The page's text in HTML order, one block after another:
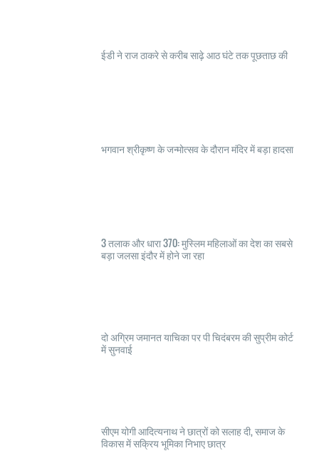
ईडी ने राज ठाकरे से करीब साढ़े आठ घंटे तक पूछताछ की
भगवान श्रीकृष्ण के जन्मोत्सव के दौरान मंदिर में बड़ा हादसा
3 तलाक और धारा 370: मुस्लिम महिलाओं का देश का सबसे
बड़ा जलसा इंदौर में होने जा रहा
दो अग्रिम जमानत याचिका पर पी चिदंबरम की सुप्रीम कोर्ट
में सुनवाई
सीएम योगी आदित्यनाथ ने छात्रों को सलाह दी, समाज के
विकास में सक्रिय भूमिका निभाए छात्र